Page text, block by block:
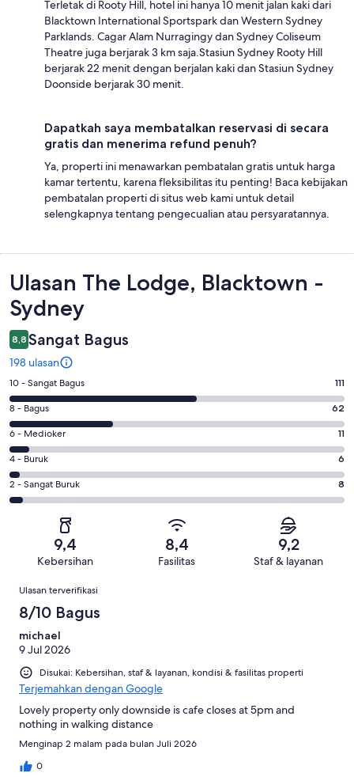
Terletak di Rooty Hill, hotel ini hanya 10 menit jalan kaki dari
Blacktown International Sportspark dan Western Sydney
Parklands. Cagar Alam Nurragingy dan Sydney Coliseum
Theatre juga berjarak 3 km saja.Stasiun Sydney Rooty Hill
berjarak 22 menit dengan berjalan kaki dan Stasiun Sydney
Doonside berjarak 30 menit.
Dapatkah saya membatalkan reservasi di secara
gratis dan menerima refund penuh?
Ya, properti ini menawarkan pembatalan gratis untuk harga
kamar tertentu, karena fleksibilitas itu penting! Baca kebijakan
pembatalan properti di situs web kami untuk detail
selengkapnya tentang pengecualian atau persyaratannya.
Ulasan
Ulasan The Lodge, Blacktown -
Sydney
8,8 Sangat Bagus
198 ulasan
Penilaian
10
-
Sangat
Bagus.
111
dari
198
10 - Sangat Bagus 111
Penilaian
8
-
Bagus.
62
dari
8 - Bagus 62
Penilaian
6
-
Medioker.
11
6 - Medioker 11
Penilaian
4
-
4 - Buruk 6
Penilaian
2
dari
ulasan
2 - Sangat Buruk 8
9,4
Kebersihan
8,4
Fasilitas
9,2
Staf & layanan
Ulasan
Ulasan terverifikasi
8/10 Bagus
michael
9 Jul 2026
Disukai: Kebersihan, staf & layanan, kondisi & fasilitas properti
Terjemahkan dengan Google
Lovely property only downside is cafe closes at 5pm and
nothing in walking distance
Menginap 2 malam pada bulan Juli 2026
0